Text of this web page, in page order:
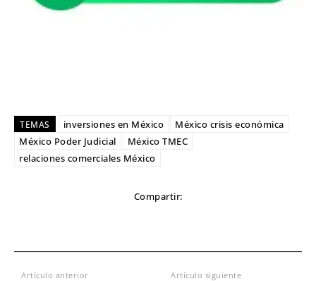
TEMAS inversiones en México
México crisis económica
México Poder Judicial
México TMEC
relaciones comerciales México
Compartir:
Artículo anterior Artículo siguiente